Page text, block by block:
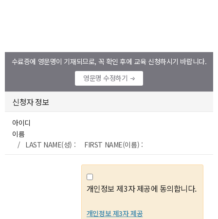
수료증에 영문명이 기재되므로, 꼭 확인 후에 교육 신청하시기 바랍니다.
영문명 수정하기
신청자 정보
아이디
이름
/ LAST NAME(성) : FIRST NAME(이름) :
개인정보 제3자 제공에 동의합니다.
개인정보 제3자 제공